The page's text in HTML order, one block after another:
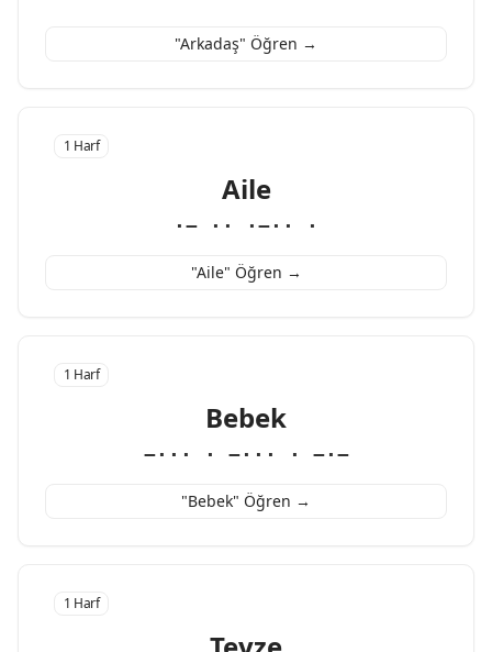
"Arkadaş" Öğren →
1 Harf
Aile
·− ·· ·−·· ·
"Aile" Öğren →
1 Harf
Bebek
−··· · −··· · −·−
"Bebek" Öğren →
1 Harf